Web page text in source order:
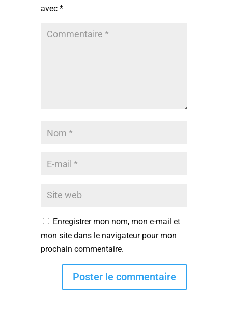
avec *
Enregistrer mon nom, mon e-mail et
mon site dans le navigateur pour mon
prochain commentaire.